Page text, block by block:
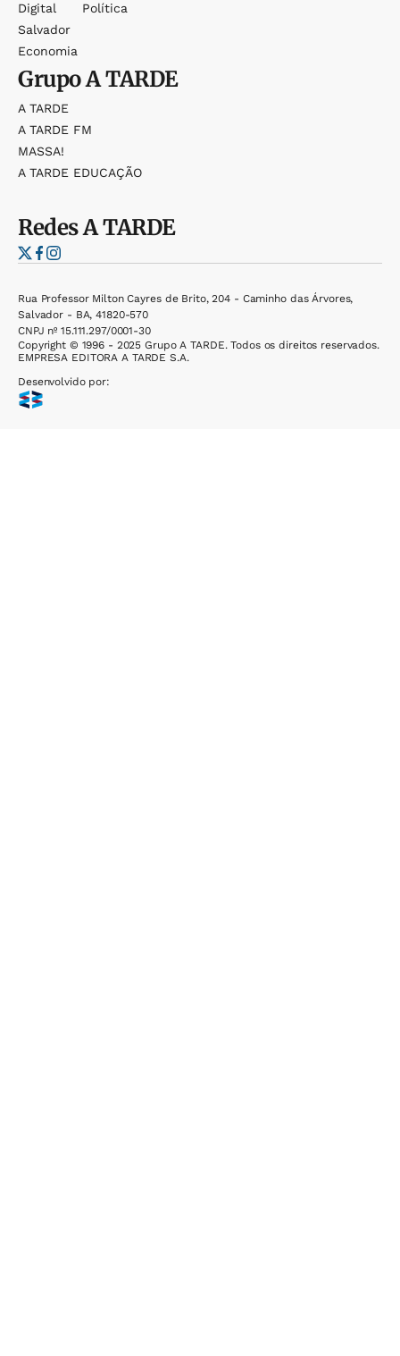
Digital
Salvador
Economia
Política
GrupoA TARDE
A TARDE
A TARDE FM
MASSA!
A TARDE EDUCAÇÃO
RedesA TARDE
Rua Professor Milton Cayres de Brito, 204 - Caminho das Árvores,
Salvador - BA, 41820-570
CNPJ nº 15.111.297/0001-30
Copyright © 1996 - 2025 Grupo A TARDE. Todos os direitos reservados.
EMPRESA EDITORA A TARDE S.A.
Desenvolvido por: